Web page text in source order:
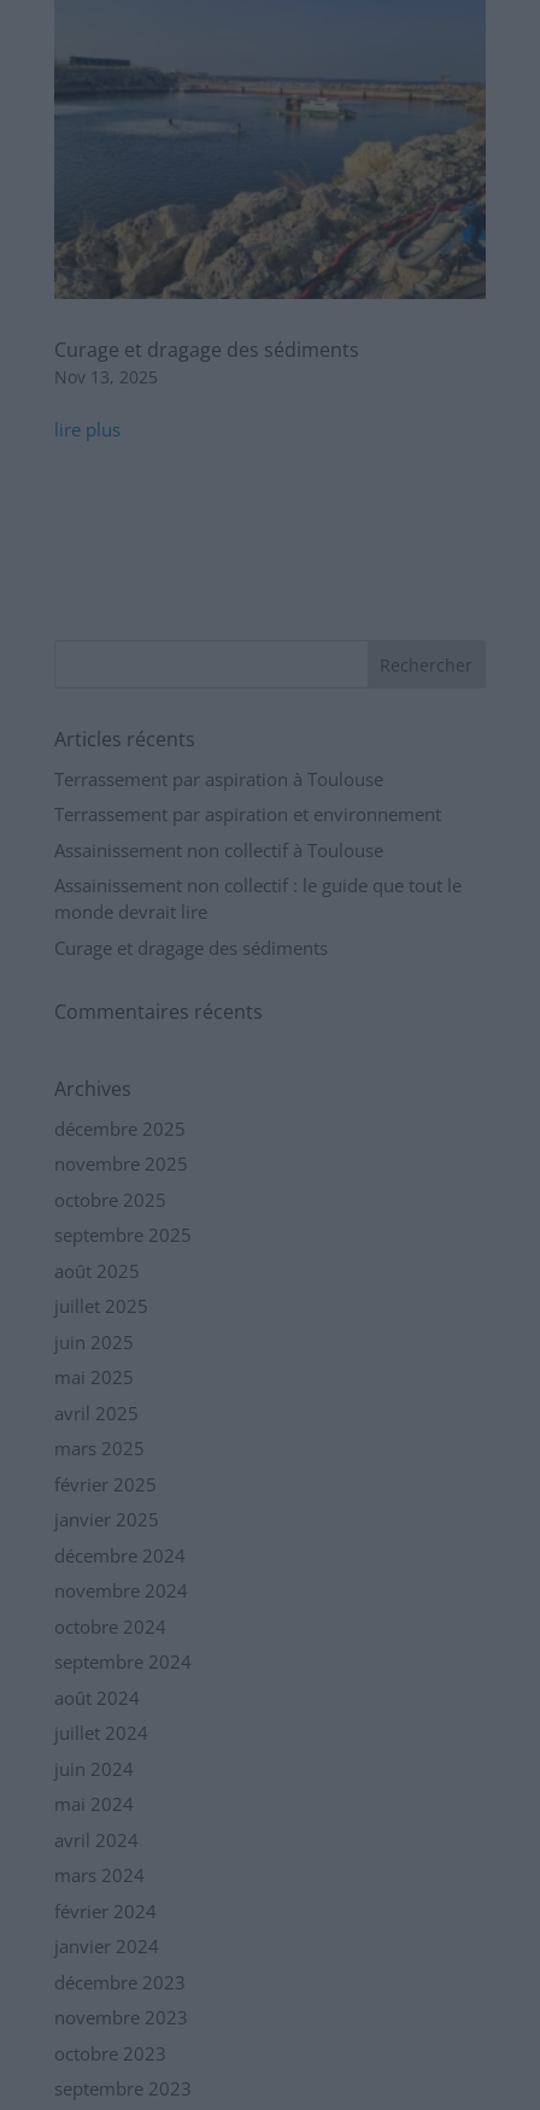
Curage et dragage des sédiments
Nov 13, 2025
lire plus
Articles récents
Terrassement par aspiration à Toulouse
Terrassement par aspiration et environnement
Assainissement non collectif à Toulouse
Assainissement non collectif : le guide que tout le
monde devrait lire
Curage et dragage des sédiments
Commentaires récents
Archives
décembre 2025
novembre 2025
octobre 2025
septembre 2025
août 2025
juillet 2025
juin 2025
mai 2025
avril 2025
mars 2025
février 2025
janvier 2025
décembre 2024
novembre 2024
octobre 2024
septembre 2024
août 2024
juillet 2024
juin 2024
mai 2024
avril 2024
mars 2024
février 2024
janvier 2024
décembre 2023
novembre 2023
octobre 2023
septembre 2023